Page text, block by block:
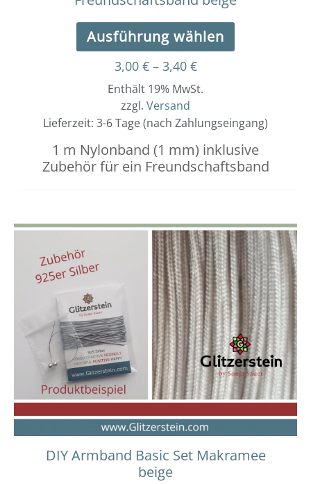
Ausführung wählen
3,00 € – 3,40 €
Enthält 19% MwSt.
zzgl. Versand
Lieferzeit: 3-6 Tage (nach Zahlungseingang)
1 m Nylonband (1 mm) inklusive
Zubehör für ein Freundschaftsband
DIY Armband Basic Set Makramee
beige